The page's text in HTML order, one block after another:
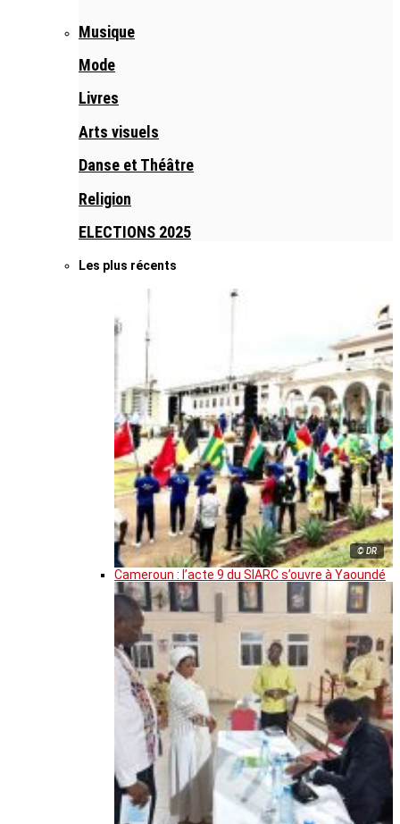
Musique
Mode
Livres
Arts visuels
Danse et Théâtre
Religion
ELECTIONS 2025
Les plus récents
© DR
Cameroun : l’acte 9 du SIARC s’ouvre à Yaoundé